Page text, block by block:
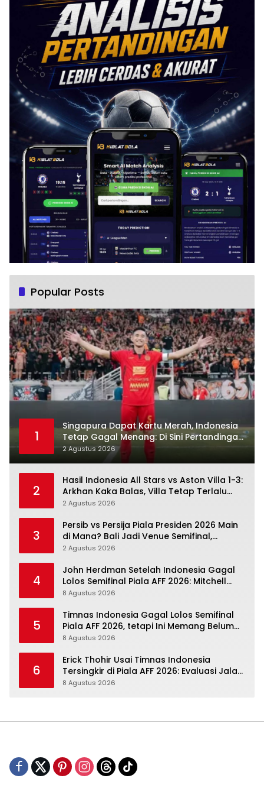
Popular Posts
1
Singapura Dapat Kartu Merah, Indonesia
Tetap Gagal Menang: Di Sini Pertandingan
Berbelok
2 Agustus 2026
2
Hasil Indonesia All Stars vs Aston Villa 1-3:
Arkhan Kaka Balas, Villa Tetap Terlalu
Rapi
2 Agustus 2026
3
Persib vs Persija Piala Presiden 2026 Main
di Mana? Bali Jadi Venue Semifinal,
Ritmenya Beda
2 Agustus 2026
4
John Herdman Setelah Indonesia Gagal
Lolos Semifinal Piala AFF 2026: Mitchell
Baker Menjanjikan, Pemain Senior Terpukul
8 Agustus 2026
5
Timnas Indonesia Gagal Lolos Semifinal
Piala AFF 2026, tetapi Ini Memang Belum
Garis Akhir
8 Agustus 2026
6
Erick Thohir Usai Timnas Indonesia
Tersingkir di Piala AFF 2026: Evaluasi Jalan,
Agenda Berikutnya Menunggu
8 Agustus 2026